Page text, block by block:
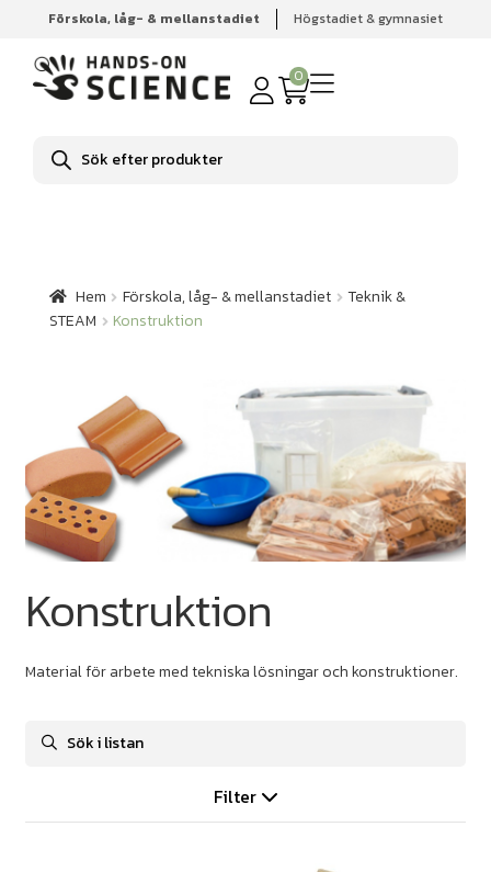
Förskola, låg- & mellanstadiet Högstadiet & gymnasiet
0
Produktsökning
Hem Förskola, låg- & mellanstadiet
Teknik & STEAM
Konstruktion
Hem Förskola, låg- & mellanstadiet
Teknik &
STEAM
Konstruktion
Konstruktion
Material för arbete med tekniska lösningar och konstruktioner.
Filter